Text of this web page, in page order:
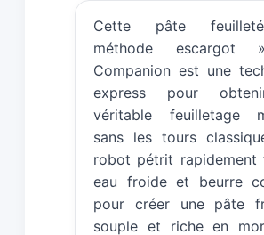
Cette pâte
méthode escargot
Companion est une
express pour
véritable feuilletage
sans les tours
robot pétrit rapidement
eau froide et beurre
pour créer une pâte
souple et riche en